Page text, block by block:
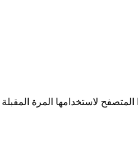
لاستخدامها المرة